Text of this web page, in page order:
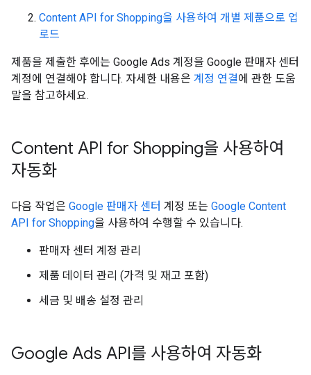
Content API for Shopping을 사용하여 개별 제품으로 업
로드
제품을 제출한 후에는 Google Ads 계정을 Google 판매자 센터
계정에 연결해야 합니다. 자세한 내용은 계정 연결에 관한 도움
말을 참고하세요.
Content API for Shopping을 사용하여
자동화
다음 작업은 Google 판매자 센터 계정 또는 Google Content
API for Shopping을 사용하여 수행할 수 있습니다.
판매자 센터 계정 관리
제품 데이터 관리 (가격 및 재고 포함)
세금 및 배송 설정 관리
Google Ads API를 사용하여 자동화